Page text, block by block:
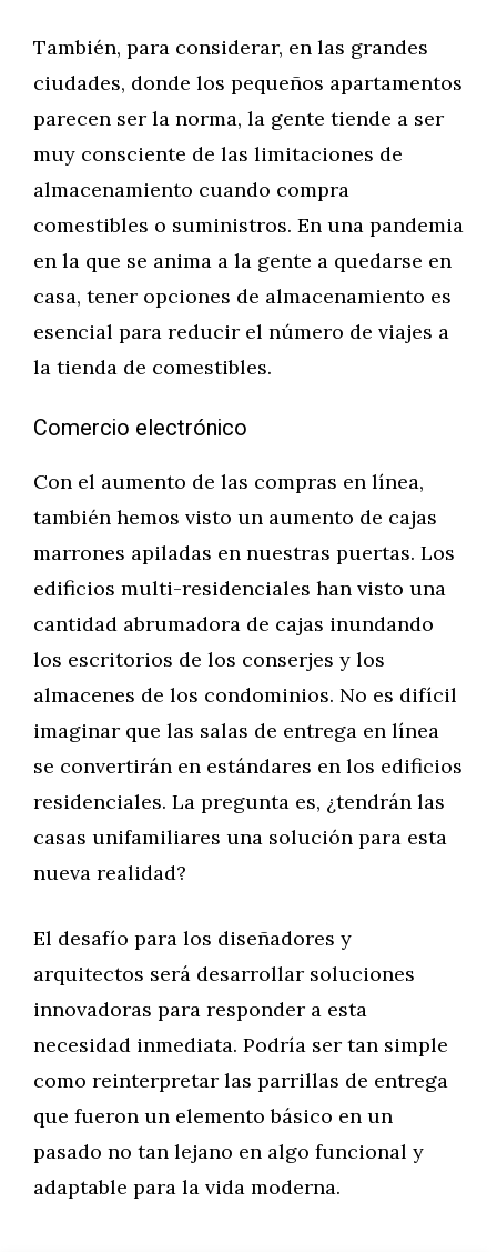
También, para considerar, en las grandes
ciudades, donde los pequeños apartamentos
parecen ser la norma, la gente tiende a ser
muy consciente de las limitaciones de
almacenamiento cuando compra
comestibles o suministros. En una pandemia
en la que se anima a la gente a quedarse en
casa, tener opciones de almacenamiento es
esencial para reducir el número de viajes a
la tienda de comestibles.
Comercio electrónico
Con el aumento de las compras en línea,
también hemos visto un aumento de cajas
marrones apiladas en nuestras puertas. Los
edificios multi-residenciales han visto una
cantidad abrumadora de cajas inundando
los escritorios de los conserjes y los
almacenes de los condominios. No es difícil
imaginar que las salas de entrega en línea
se convertirán en estándares en los edificios
residenciales. La pregunta es, ¿tendrán las
casas unifamiliares una solución para esta
nueva realidad?
El desafío para los diseñadores y
arquitectos será desarrollar soluciones
innovadoras para responder a esta
necesidad inmediata. Podría ser tan simple
como reinterpretar las parrillas de entrega
que fueron un elemento básico en un
pasado no tan lejano en algo funcional y
adaptable para la vida moderna.